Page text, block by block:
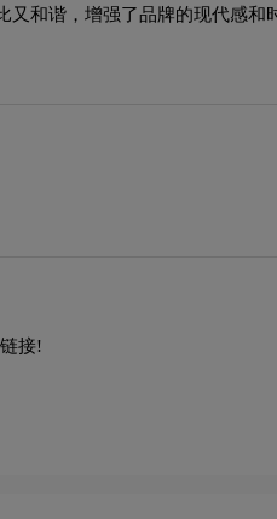
和谐，增强了品牌的现代感和
接!